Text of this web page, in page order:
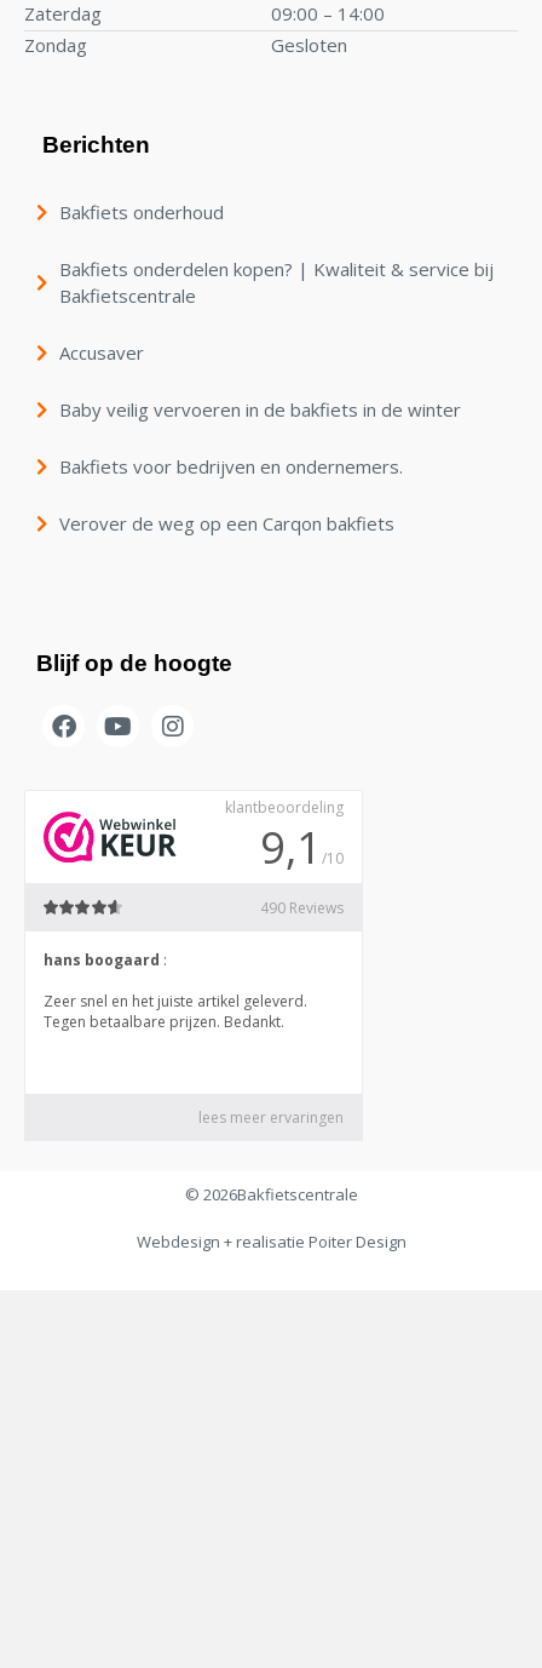
Zaterdag
09:00 – 14:00
Zondag
Gesloten
Berichten
Bakfiets onderhoud
Bakfiets onderdelen kopen? | Kwaliteit & service bij
Bakfietscentrale
Accusaver
Baby veilig vervoeren in de bakfiets in de winter
Bakfiets voor bedrijven en ondernemers.
Verover de weg op een Carqon bakfiets
Blijf op de hoogte
© 2026Bakfietscentrale
Webdesign + realisatie Poiter Design